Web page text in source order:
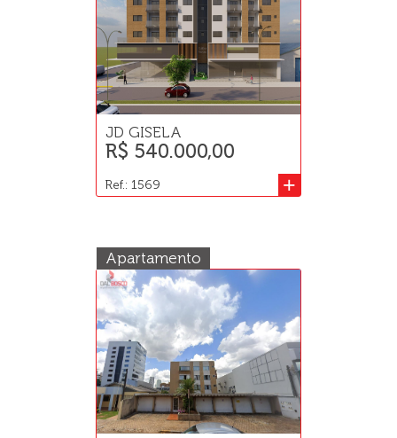
JD GISELA
R$ 540.000,00
+
Ref.: 1569
Apartamento